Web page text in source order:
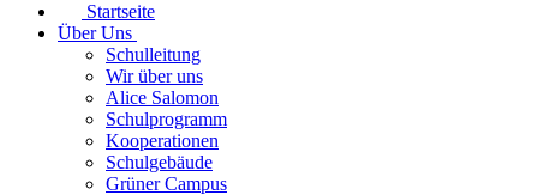
Startseite
Über Uns
Schulleitung
Wir über uns
Alice Salomon
Schulprogramm
Kooperationen
Schulgebäude
Grüner Campus